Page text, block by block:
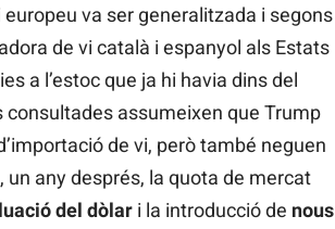
va ser generalitzada i segons
de vi català i espanyol als Estats
a l’estoc que ja hi havia dins del
assumeixen que Trump
de vi, però també neguen
un any després, la quota de mercat
del dòlari la introducció de nous